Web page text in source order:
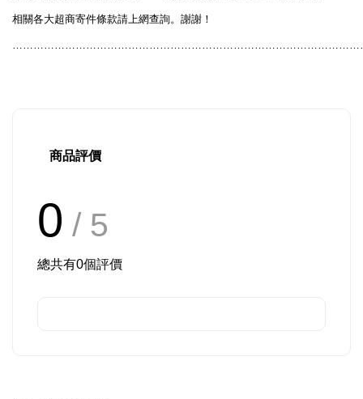
相關各大超商寄件條款請上網查詢。謝謝！
商品評價
0 / 5
總共有0個評價